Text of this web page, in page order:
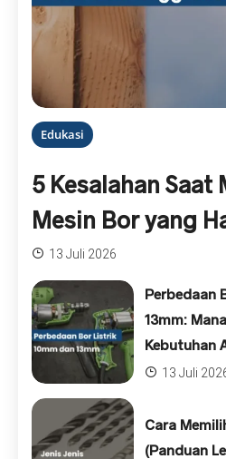
Edukasi
5 Kesalahan Saat
Mesin Bor yang
13 Juli 2026
Perbedaan
13mm:
Kebutuhan
13 Juli
Cara
(Panduan